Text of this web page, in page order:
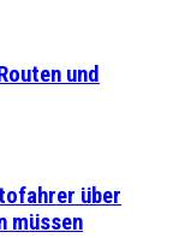
und
über
müssen